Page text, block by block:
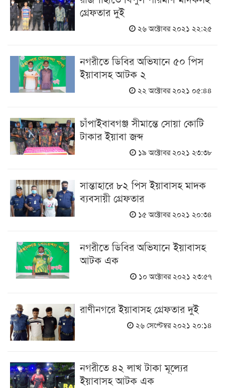
গ্রেফতার দুই
২৬ অক্টোবর ২০২১ ২২:২৫
নগরীতে ডিবির অভিযানে ৫০ পিস
ইয়াবাসহ আটক ২
২২ অক্টোবর ২০২১ ০৫:৪৪
চাঁপাইবাবগঞ্জ সীমান্তে সোয়া কোটি
টাকার ইয়াবা জব্দ
১৯ অক্টোবর ২০২১ ২৩:৩৮
সান্তাহারে ৮২ পিস ইয়াবাসহ মাদক
ব্যবসায়ী গ্রেফতার
১৫ অক্টোবর ২০২১ ২০:৩৪
নগরীতে ডিবির অভিযানে ইয়াবাসহ
আটক এক
১০ অক্টোবর ২০২১ ২৩:৫৭
রাণীনগরে ইয়াবাসহ গ্রেফতার দুই
২৬ সেপ্টেম্বর ২০২১ ২০:১৪
নগরীতে ৪২ লাখ টাকা মূল্যের
ইয়াবাসহ আটক এক